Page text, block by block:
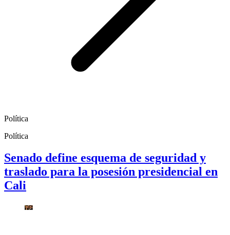
Política
Política
Senado define esquema de seguridad y
traslado para la posesión presidencial en
Cali